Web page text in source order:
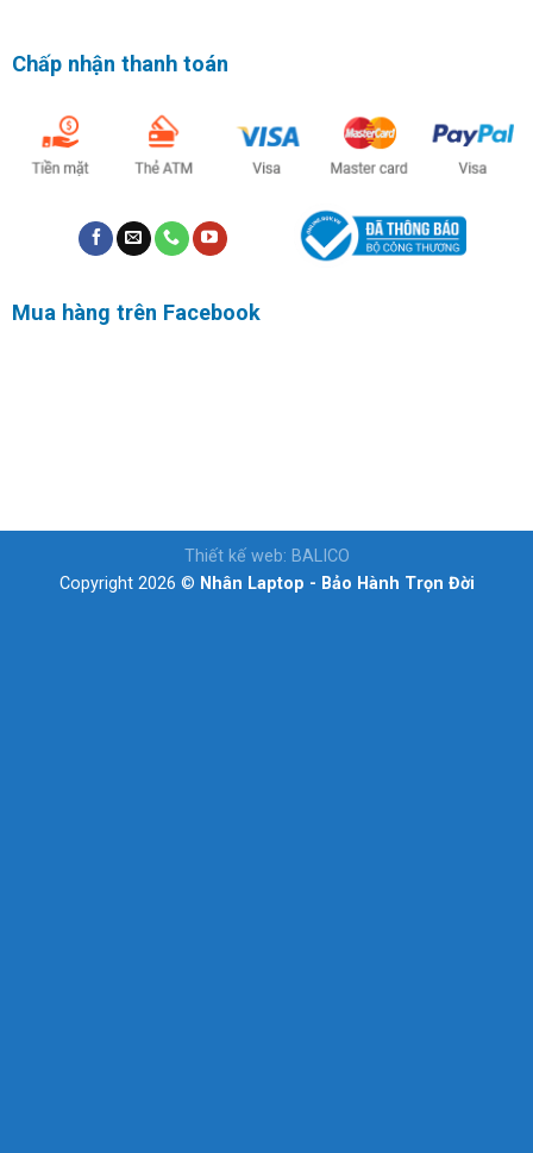
Chấp nhận thanh toán
Mua hàng trên Facebook
Thiết kế web: BALICO
Copyright 2026 © Nhân Laptop - Bảo Hành Trọn Đời